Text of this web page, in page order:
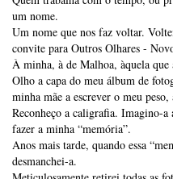
um nome.
Um nome que nos faz voltar.
convite para Outros Olhares -
À minha, à de Malhoa, àquela que
Olho a capa do meu álbum de
minha mãe a escrever o meu
Reconheço a caligrafia. Imagino-
fazer a minha “memória”.
Anos mais tarde, quando essa
desmanchei-a.